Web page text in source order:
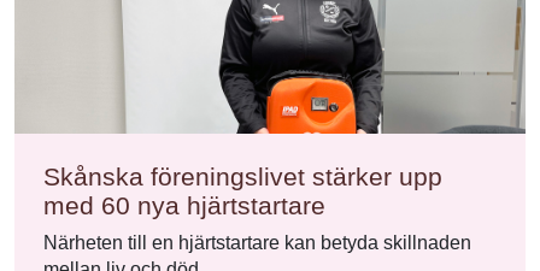
Skånska föreningslivet stärker upp
med 60 nya hjärtstartare
Närheten till en hjärtstartare kan betyda skillnaden